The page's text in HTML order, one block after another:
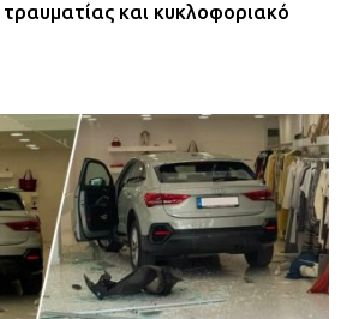
και κυκλοφοριακό